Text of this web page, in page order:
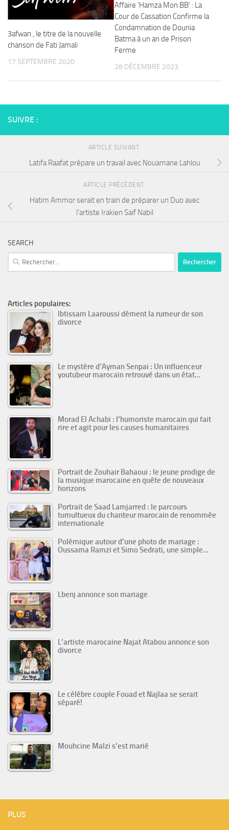
3afwan , le titre de la nouvelle
chanson de Fati Jamali
17 SEPTEMBRE 2020
Affaire ‘Hamza Mon BB’ : La
Cour de Cassation Confirme la
Condamnation de Dounia
Batma à un an de Prison
Ferme
28 DÉCEMBRE 2023
SUIVRE :
ARTICLE SUIVANT
Latifa Raafat prépare un travail avec Nouamane Lahlou
ARTICLE PRÉCÉDENT
Hatim Ammor serait en train de préparer un Duo avec
l’artiste Irakien Saif Nabil
SEARCH
Rechercher :
Articles populaires:
Ibtissam Laaroussi dément la rumeur de son
divorce
Le mystère d’Ayman Senpai : Un influenceur
youtubeur marocain retrouvé dans un état…
Morad El Achabi : l’humoriste marocain qui fait
rire et agit pour les causes humanitaires
Portrait de Zouhair Bahaoui : le jeune prodige de
la musique marocaine en quête de nouveaux
horizons
Portrait de Saad Lamjarred : le parcours
tumultueux du chanteur marocain de renommée
internationale
Polémique autour d’une photo de mariage :
Oussama Ramzi et Simo Sedrati, une simple…
Lbenj annonce son mariage
L’artiste marocaine Najat Atabou annonce son
divorce
Le célèbre couple Fouad et Najlaa se serait
séparé!
Mouhcine Malzi s’est marié
PLUS